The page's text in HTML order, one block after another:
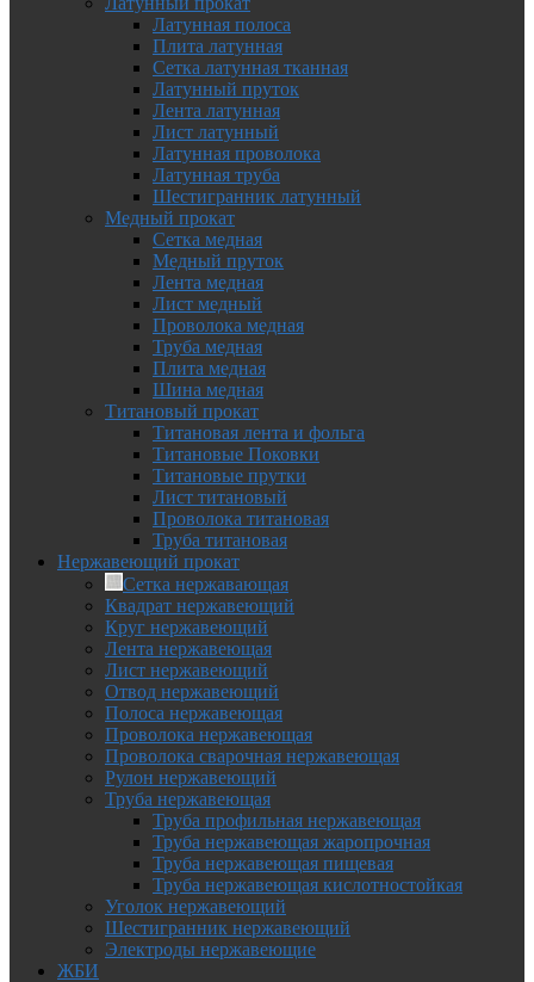
Латунная полоса
Плита латунная
Сетка латунная тканная
Латунный пруток
Лента латунная
Лист латунный
Латунная проволока
Латунная труба
Шестигранник латунный
Медный прокат
Сетка медная
Медный пруток
Лента медная
Лист медный
Проволока медная
Труба медная
Плита медная
Шина медная
Титановый прокат
Титановая лента и фольга
Титановые Поковки
Титановые прутки
Лист титановый
Проволока титановая
Труба титановая
Нержавеющий прокат
Сетка нержавающая
Квадрат нержавеющий
Круг нержавеющий
Лента нержавеющая
Лист нержавеющий
Отвод нержавеющий
Полоса нержавеющая
Проволока нержавеющая
Проволока сварочная нержавеющая
Рулон нержавеющий
Труба нержавеющая
Труба профильная нержавеющая
Труба нержавеющая жаропрочная
Труба нержавеющая пищевая
Труба нержавеющая кислотностойкая
Уголок нержавеющий
Шестигранник нержавеющий
Электроды нержавеющие
ЖБИ